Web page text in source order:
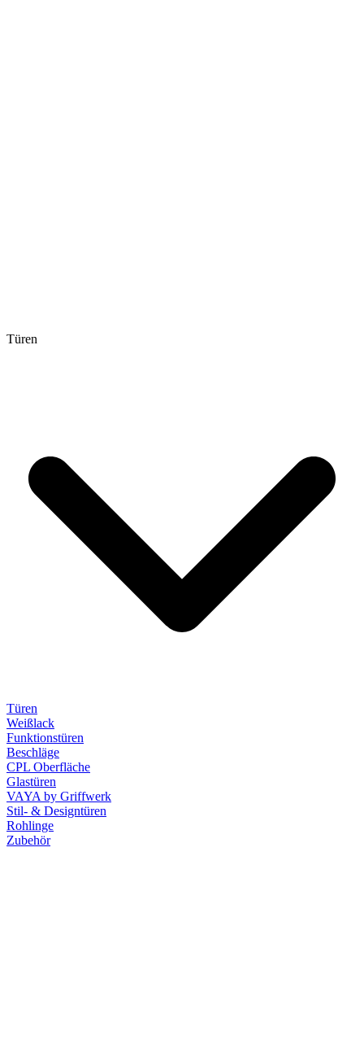
Türen
Türen
Weißlack
Funktionstüren
Beschläge
CPL Oberfläche
Glastüren
VAYA by Griffwerk
Stil- & Designtüren
Rohlinge
Zubehör